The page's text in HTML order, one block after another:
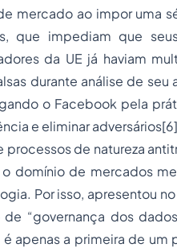
mercado ao impor uma
que impediam que
da UE já haviam
durante análise de seu
o Facebook pela
e eliminar
processos de natureza
domínio de mercados
Por isso, apresentou
“governança dos
apenas a primeira de um